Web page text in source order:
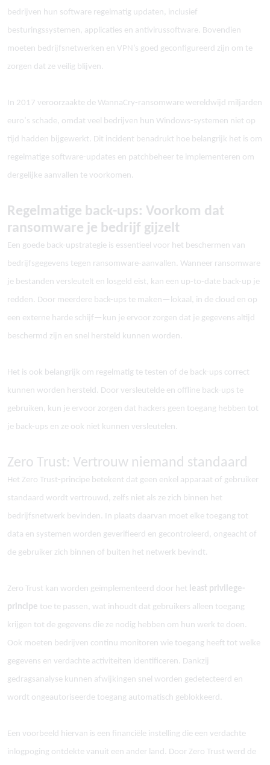
bedrijven hun software regelmatig updaten, inclusief
besturingssystemen, applicaties en antivirussoftware. Bovendien
moeten bedrijfsnetwerken en VPN ’s goed geconfigureerd zijn om te
zorgen dat ze veilig blijven.
In 2017 veroorzaakte de WannaCry-ransomware wereldwijd miljarden
euro s schade, omdat veel bedrijven hun Windows-systemen niet op
tijd hadden bijgewerkt. Dit incident benadrukt hoe belangrijk het is om
regelmatige software-updates en patchbeheer te implementeren om
dergelijke aanvallen te voorkomen.
Regelmatige back-ups: Voorkom dat
ransomware je bedrijf gijzelt
Een goede back-upstrategie is essentieel voor het beschermen van
bedrijfsgegevens tegen ransomware-aanvallen. Wanneer ransomware
je bestanden versleutelt en losgeld eist, kan een up-to-date back-up je
redden. Door meerdere back-ups te maken — lokaal, in de cloud en op
een externe harde schijf — kun je ervoor zorgen dat je gegevens altijd
beschermd zijn en snel hersteld kunnen worden.
Het is ook belangrijk om regelmatig te testen of de back-ups correct
kunnen worden hersteld. Door versleutelde en offline back-ups te
gebruiken, kun je ervoor zorgen dat hackers geen toegang hebben tot
je back-ups en ze ook niet kunnen versleutelen.
Zero Trust: Vertrouw niemand standaard
Het Zero Trust-principe betekent dat geen enkel apparaat of gebruiker
standaard wordt vertrouwd, zelfs niet als ze zich binnen het
bedrijfsnetwerk bevinden. In plaats daarvan moet elke toegang tot
data en systemen worden geverifieerd en gecontroleerd, ongeacht of
de gebruiker zich binnen of buiten het netwerk bevindt.
Zero Trust kan worden geïmplementeerd door het least privilege-
principe toe te passen, wat inhoudt dat gebruikers alleen toegang
krijgen tot de gegevens die ze nodig hebben om hun werk te doen.
Ook moeten bedrijven continu monitoren wie toegang heeft tot welke
gegevens en verdachte activiteiten identificeren. Dankzij
gedragsanalyse kunnen afwijkingen snel worden gedetecteerd en
wordt ongeautoriseerde toegang automatisch geblokkeerd.
Een voorbeeld hiervan is een financiële instelling die een verdachte
inlogpoging ontdekte vanuit een ander land. Door Zero Trust werd de